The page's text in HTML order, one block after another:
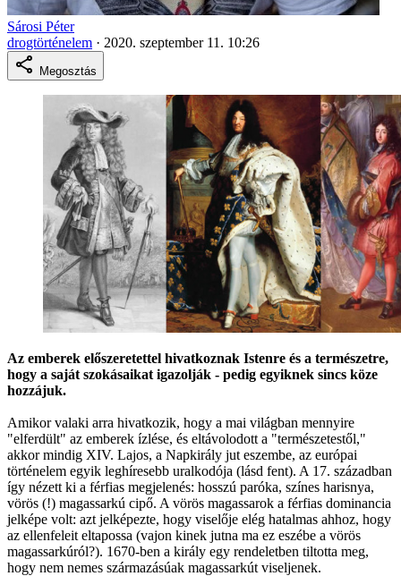
Sárosi Péter
drogtörténelem · 2020. szeptember 11. 10:26
Megosztás
Az emberek előszeretettel hivatkoznak Istenre és a természetre,
hogy a saját szokásaikat igazolják - pedig egyiknek sincs köze
hozzájuk.
Amikor valaki arra hivatkozik, hogy a mai világban mennyire
"elferdült" az emberek ízlése, és eltávolodott a "természetestől,"
akkor mindig XIV. Lajos, a Napkirály jut eszembe, az európai
történelem egyik leghíresebb uralkodója (lásd fent). A 17. században
így nézett ki a férfias megjelenés: hosszú paróka, színes harisnya,
vörös (!) magassarkú cipő. A vörös magassarok a férfias dominancia
jelképe volt: azt jelképezte, hogy viselője elég hatalmas ahhoz, hogy
az ellenfeleit eltapossa (vajon kinek jutna ma ez eszébe a vörös
magassarkúról?). 1670-ben a király egy rendeletben tiltotta meg,
hogy nem nemes származásúak magassarkút viseljenek.